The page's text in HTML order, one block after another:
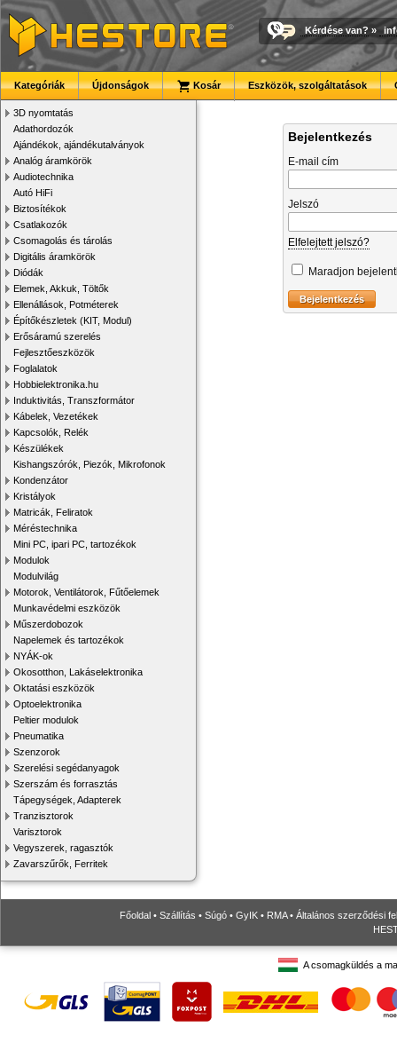
Kérdése van? »
Kategóriák Újdonságok Kosár Eszközök, szolgáltatások
3D nyomtatás
Adathordozók
Ajándékok, ajándékutalványok
Analóg áramkörök
Audiotechnika
Autó HiFi
Biztosítékok
Csatlakozók
Csomagolás és tárolás
Digitális áramkörök
Diódák
Elemek, Akkuk, Töltők
Ellenállások, Potméterek
Építőkészletek (KIT, Modul)
Erősáramú szerelés
Fejlesztőeszközök
Foglalatok
Hobbielektronika.hu
Induktivitás, Transzformátor
Kábelek, Vezetékek
Kapcsolók, Relék
Készülékek
Kishangszórók, Piezók, Mikrofonok
Kondenzátor
Kristályok
Matricák, Feliratok
Méréstechnika
Mini PC, ipari PC, tartozékok
Modulok
Modulvilág
Motorok, Ventilátorok, Fűtőelemek
Munkavédelmi eszközök
Műszerdobozok
Napelemek és tartozékok
NYÁK-ok
Okosotthon, Lakáselektronika
Oktatási eszközök
Optoelektronika
Peltier modulok
Pneumatika
Szenzorok
Szerelési segédanyagok
Szerszám és forrasztás
Tápegységek, Adapterek
Tranzisztorok
Varisztorok
Vegyszerek, ragasztók
Zavarszűrők, Ferritek
Bejelentkezés
E-mail cím
Jelszó
Elfelejtett jelszó?
Maradjon
Főoldal • Szállítás • Súgó • GyIK • RMA• Általános szerződési
A csomagküldés a